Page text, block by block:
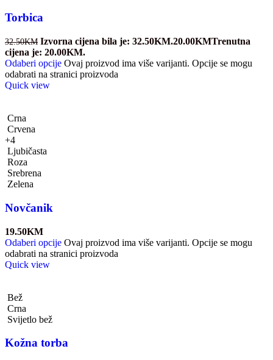
Torbica
32.50KM Izvorna cijena bila je: 32.50KM.20.00KMTrenutna
cijena je: 20.00KM.
Odaberi opcije Ovaj proizvod ima više varijanti. Opcije se mogu
odabrati na stranici proizvoda
Quick view
Crna
Crvena
+4
Ljubičasta
Roza
Srebrena
Zelena
Novčanik
19.50KM
Odaberi opcije Ovaj proizvod ima više varijanti. Opcije se mogu
odabrati na stranici proizvoda
Quick view
Bež
Crna
Svijetlo bež
Kožna torba